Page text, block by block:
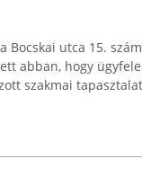
Bocskai utca 15.
abban, hogy
szakmai